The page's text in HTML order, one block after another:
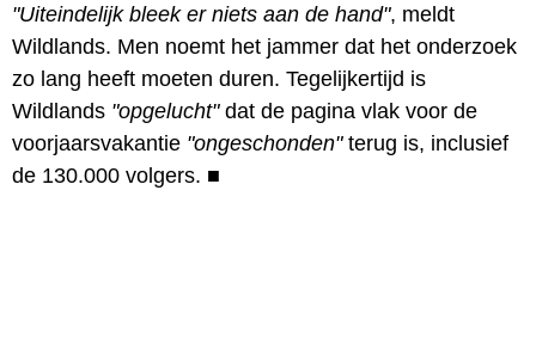
"Uiteindelijk bleek er niets aan de hand", meldt
Wildlands. Men noemt het jammer dat het onderzoek
zo lang heeft moeten duren. Tegelijkertijd is
Wildlands "opgelucht"dat de pagina vlak voor de
voorjaarsvakantie "ongeschonden"terug is, inclusief
de 130.000 volgers. ■